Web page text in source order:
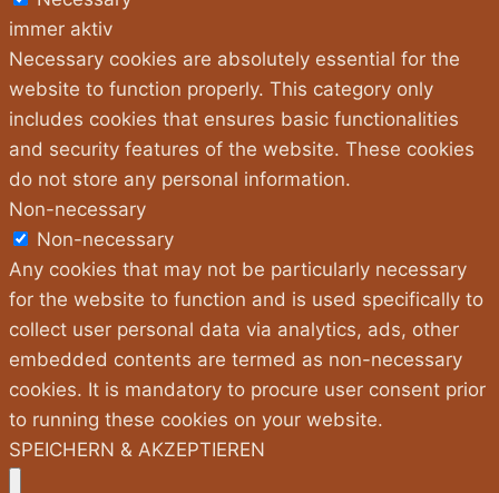
immer aktiv
Necessary cookies are absolutely essential for the
website to function properly. This category only
includes cookies that ensures basic functionalities
and security features of the website. These cookies
do not store any personal information.
Non-necessary
Non-necessary
Any cookies that may not be particularly necessary
for the website to function and is used specifically to
collect user personal data via analytics, ads, other
embedded contents are termed as non-necessary
cookies. It is mandatory to procure user consent prior
to running these cookies on your website.
SPEICHERN & AKZEPTIEREN